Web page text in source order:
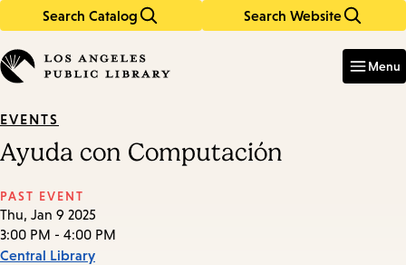
Search Catalog Search Website
in
keywords
Menu
EVENTS
Ayuda con Computación
PAST EVENT
Thu, Jan 9 2025
3:00 PM - 4:00 PM
Central Library